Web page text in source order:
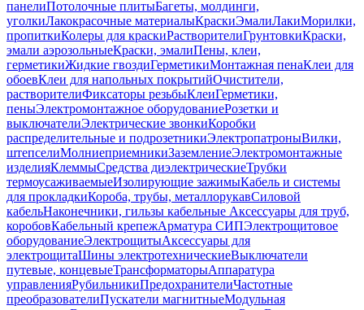
панелиПотолочные плитыБагеты, молдинги,
уголкиЛакокрасочные материалыКраскиЭмалиЛакиМорилки,
пропиткиКолеры для краскиРастворителиГрунтовкиКраски,
эмали аэрозольныеКраски, эмалиПены, клеи,
герметикиЖидкие гвоздиГерметикиМонтажная пенаКлеи для
обоевКлеи для напольных покрытийОчистители,
растворителиФиксаторы резьбыКлеиГерметики,
пеныЭлектромонтажное оборудованиеРозетки и
выключателиЭлектрические звонкиКоробки
распределительные и подрозетникиЭлектропатроныВилки,
штепселиМолниеприемникиЗаземлениеЭлектромонтажные
изделияКлеммыСредства диэлектрическиеТрубки
термоусаживаемыеИзолирующие зажимыКабель и системы
для прокладкиКороба, трубы, металлорукавСиловой
кабельНаконечники, гильзы кабельные Аксессуары для труб,
коробовКабельный крепежАрматура СИПЭлектрощитовое
оборудованиеЭлектрощитыАксессуары для
электрощитаШины электротехническиеВыключатели
путевые, концевыеТрансформаторыАппаратура
управленияРубильникиПредохранителиЧастотные
преобразователиПускатели магнитныеМодульная